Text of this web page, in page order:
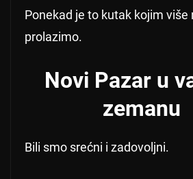
Ponekad je to kutak kojim više
prolazimo.
Novi Pazar u
zemanu
Bili smo srećni i zadovoljni.